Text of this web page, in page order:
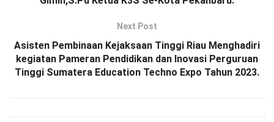
Next Post
Asisten Pembinaan Kejaksaan Tinggi Riau Menghadiri
kegiatan Pameran Pendidikan dan Inovasi Perguruan
Tinggi Sumatera Education Techno Expo Tahun 2023.